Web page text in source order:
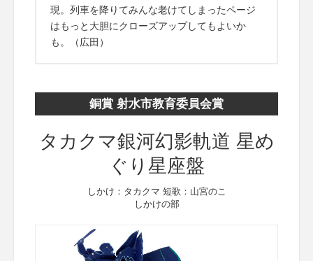
現。列車を降りてみんな老けてしまったページ
はもっと大胆にクローズアップしてもよいか
も。（広田）
銅賞 射水市教育委員会賞
タカクマ銀河幻影軌道 星め
ぐり星座盤
しかけ：タカクマ 短歌：山宮のこ
しかけの部